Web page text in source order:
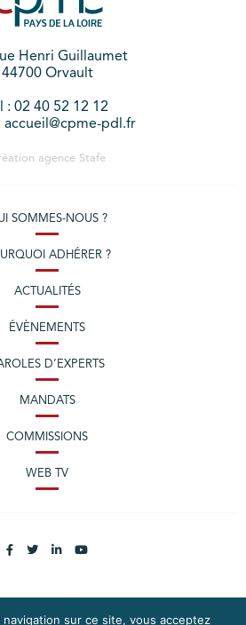
Henri Guillaumet
44700 Orvault
: 02 40 52 12 12
accueil@cpme-pdl.fr
agence Stafe
SOMMES-NOUS ?
ADHÉRER ?
ACTUALITÉS
ÉVÈNEMENTS
D’EXPERTS
MANDATS
COMMISSIONS
WEB TV
sur ce site, vous acceptez